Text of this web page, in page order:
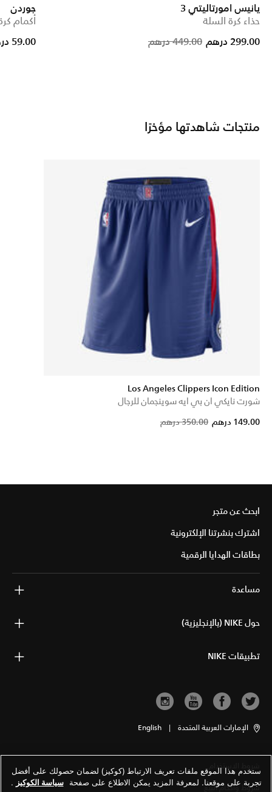
يانيس امورتاليتي 3
حذاء كرة السلة
Price
449.00 درهم to
299.00 درهم
جوردن
أكمام
Price reduced from
to
59.00 درهم
منتجات شاهدتها مؤخرًا
Los Angeles Clippers Icon Edition
شورت نايكي ان بي ايه سوينجمان للرجال
Price reduced350.00 درهم to 149.00 درهم
ابحث عن متجر
اشترك بنشرتنا الإلكترونية
بطاقات الهدايا الرقمية
مساعدة
حول NIKE (بالإنجليزية)
تطبيقات NIKE
الإمارات العربية المتحدة |
English
شروط الاستخدام
شروط وأحكام البيع
ستخدم هذا الموقع ملفات تعريف الارتباط (كوكيز) لضمان حصولك على أفضل
تجربة على موقعنا. لمعرفة المزيد يمكن الاطلاع على صفحة سياسة الكوكيز .